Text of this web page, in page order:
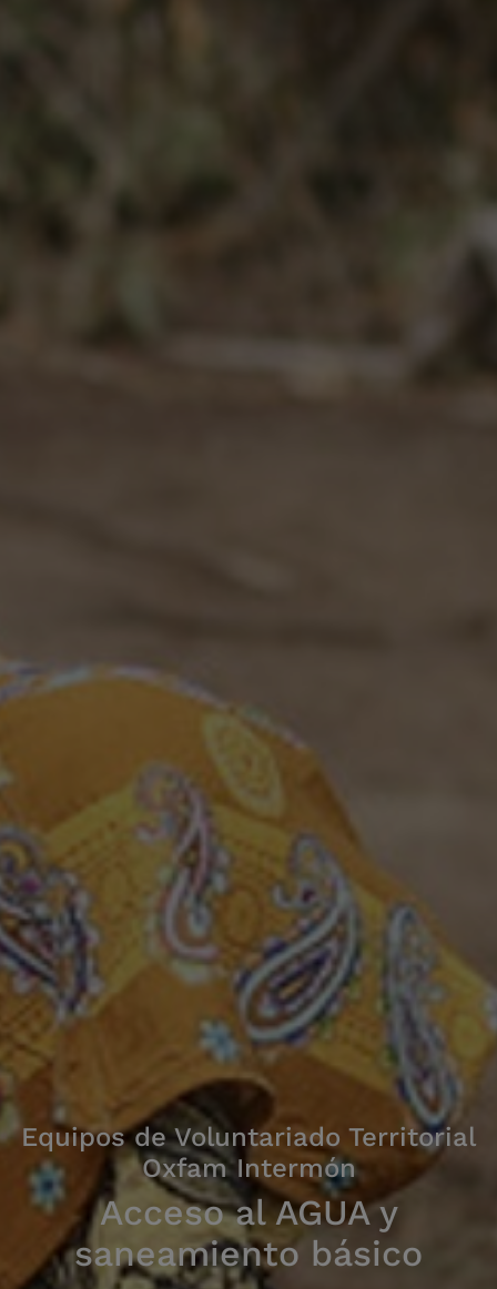
Equipos de Voluntariado Territorial
Oxfam Intermón
Acceso al AGUA y
saneamiento básico